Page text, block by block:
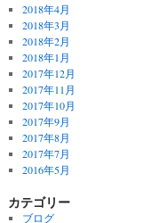
2018年4月
2018年3月
2018年2月
2018年1月
2017年12月
2017年11月
2017年10月
2017年9月
2017年8月
2017年7月
2016年5月
カテゴリー
ブログ